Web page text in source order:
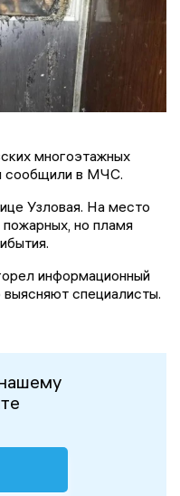
многоэтажных
сообщили в МЧС.
Узловая. На место
но пламя
информационный
специалисты.